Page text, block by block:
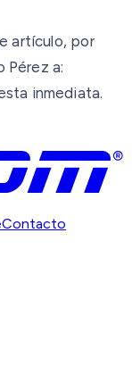
artículo, por
Pérez a:
inmediata.
Contacto